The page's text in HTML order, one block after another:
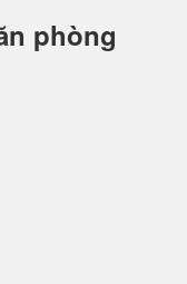
phòng